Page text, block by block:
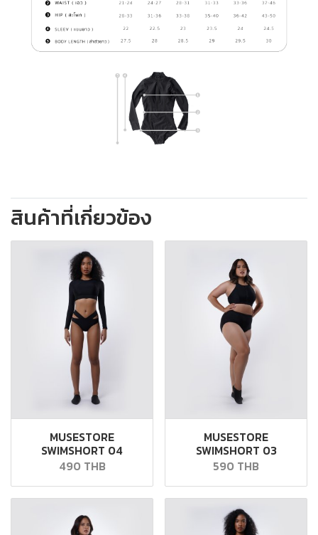
สินค้าที่เกี่ยวข้อง
MUSESTORE
SWIMSHORT 04
490 THB
MUSESTORE
SWIMSHORT 03
590 THB